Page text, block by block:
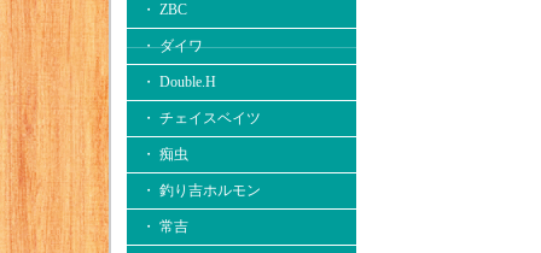
・ ZBC
・ ダイワ
・ Double.H
・ チェイスベイツ
・ 痴虫
・ 釣り吉ホルモン
・ 常吉